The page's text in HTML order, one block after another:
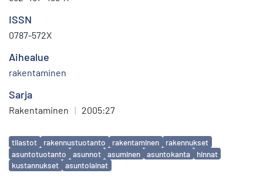
ISSN
0787-572X
Aihealue
rakentaminen
Sarja
Rakentaminen | 2005:27
Avainsanat
tilastot rakennustuotanto rakentaminen
rakennukset
asuntotuotanto
asunnot asuminen asuntokanta
hinnat
kustannukset
asuntolainat